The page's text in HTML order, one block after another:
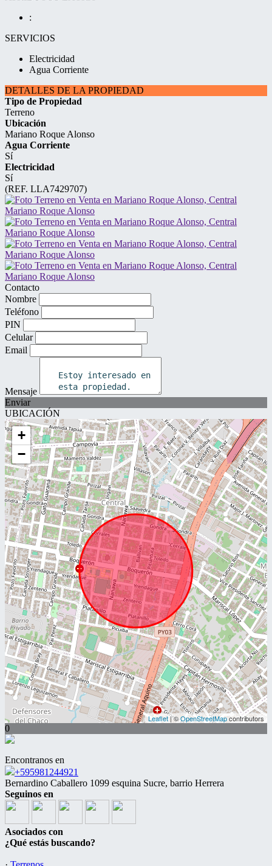
:
SERVICIOS
Electricidad
Agua Corriente
DETALLES DE LA PROPIEDAD
Tipo de Propiedad
Terreno
Ubicación
Mariano Roque Alonso
Agua Corriente
Sí
Electricidad
Sí
(REF. LLA7429707)
Contacto
Nombre
Teléfono
PIN
Celular
Email
Mensaje
Enviar
UBICACIÓN
+
−
Leaflet| ©OpenStreetMapcontributors
0
Encontranos en
+595981244921
Bernardino Caballero 1099 esquina Sucre, barrio Herrera
Seguinos en
Asociados con
¿Qué estás buscando?